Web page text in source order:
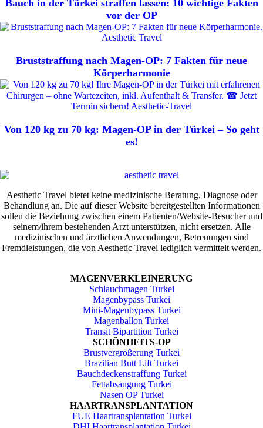
Bauch in der Türkei straffen lassen: 10 wichtige Fakten
vor der OP
Bruststraffung nach Magen-OP: 7 Fakten für neue
Körperharmonie
Von 120 kg zu 70 kg: Magen-OP in der Türkei – So geht
es!
Aesthetic Travel bietet keine medizinische Beratung, Diagnose oder
Behandlung an. Die auf dieser Website bereitgestellten Informationen
sollen die Beziehung zwischen einem Patienten/Website-Besucher und
seinem/ihrem bestehenden Arzt unterstützen, nicht ersetzen. Alle
medizinischen und ärztlichen Anwendungen, Betreuungen sind
Fremdleistungen, die von Aesthetic Travel lediglich vermittelt werden.
MAGENVERKLEINERUNG
Schlauchmagen Turkei
Magenbypass Turkei
Mini-Magenbypass Turkei
Magenballon Turkei
Transit Bipartition Turkei
SCHÖNHEITS-OP
Brustvergrößerung Turkei
Brazilian Butt Lift Turkei
Bauchdeckenstraffung Turkei
Fettabsaugung Turkei
Nasen OP Turkei
HAARTRANSPLANTATION
FUE Haartransplantation Turkei